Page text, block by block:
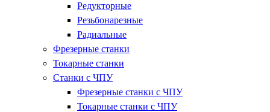
Редукторные
Резьбонарезные
Радиальные
Фрезерные станки
Токарные станки
Станки с ЧПУ
Фрезерные станки с ЧПУ
Токарные станки с ЧПУ